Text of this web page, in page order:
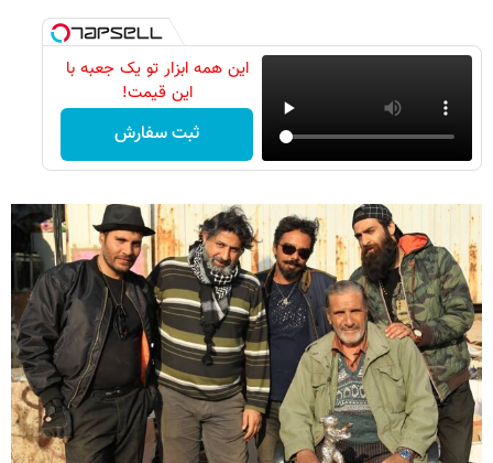
این همه ابزار تو یک جعبه با
این قیمت!
ثبت سفارش